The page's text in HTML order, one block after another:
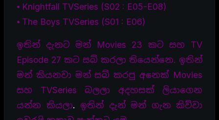
⦁ Knightfall TVSeries (S02 : E05-E08)
⦁ The Boys TVSeries (S01 : E06)
ඉතින් දැනට මන් Movies 23 කට සහ TV
Episode 27 කට සබ් කරලා තියෙන්නෙ. ඉතින්
මන් කියනවා මන් සබ් කරපු අනෙක් Movies
සහ TVSeries බලලා අදහසක් ලියාගෙන
යන්න කියලා. ඉතින් දැන් මන් ගැන කිව්වා